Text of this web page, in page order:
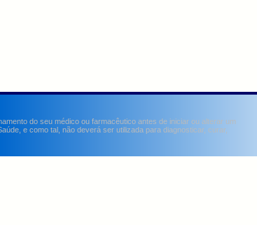
do seu médico ou farmacêutico antes de iniciar ou alterar um
e como tal, não deverá ser utilizada para diagnosticar, curar,